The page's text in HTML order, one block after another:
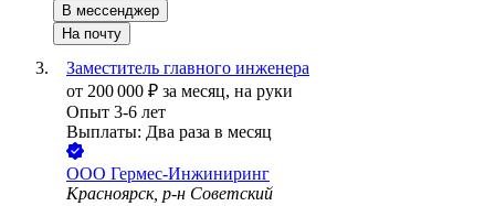
В мессенджер
На почту
Заместитель главного инженера
от 200 000 ₽ за месяц, на руки
Опыт 3-6 лет
Выплаты: Два раза в месяц
ООО Гермес-Инжиниринг
Красноярск, р-н Советский